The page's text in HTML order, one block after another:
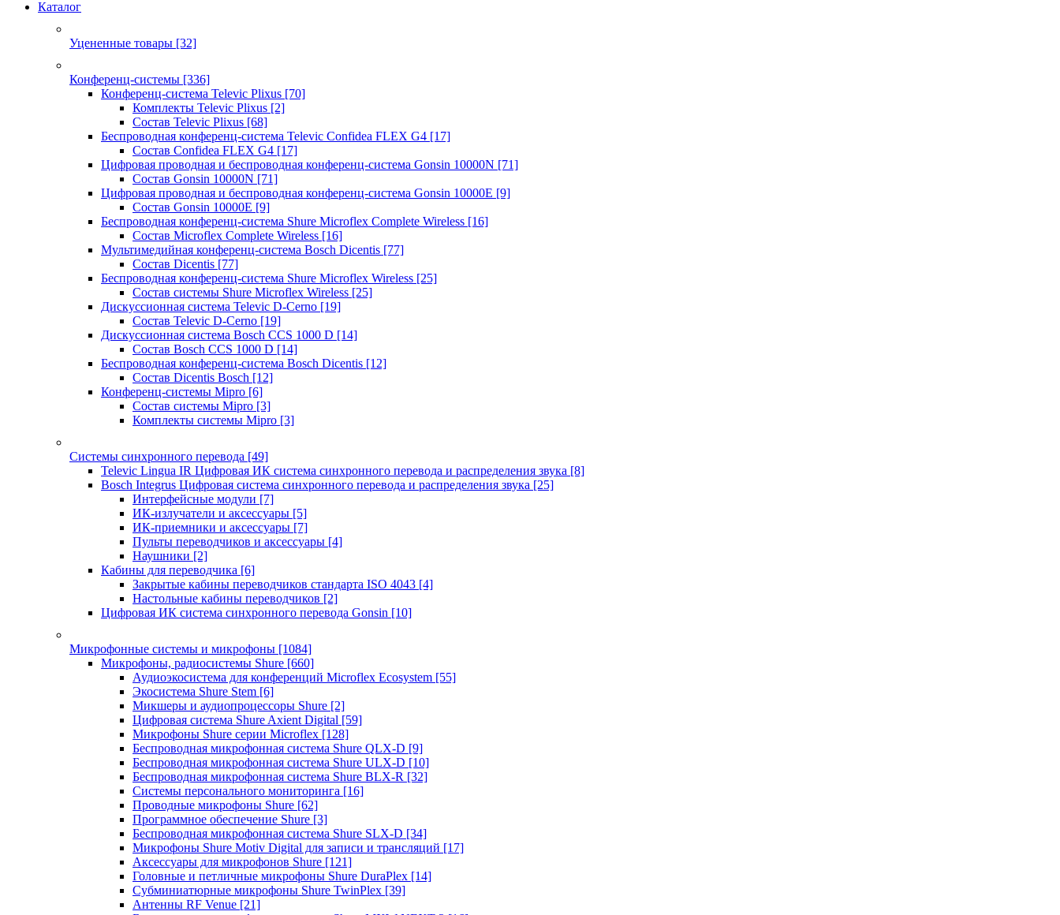
Каталог
Уцененные товары [32]
Конференц-системы [336]
Конференц-система Televic Plixus [70]
Комплекты Televic Plixus [2]
Состав Televic Plixus [68]
Беспроводная конференц-система Televic Confidea FLEX G4 [17]
Состав Confidea FLEX G4 [17]
Цифровая проводная и беспроводная конференц-система Gonsin 10000N [71]
Состав Gonsin 10000N [71]
Цифровая проводная и беспроводная конференц-система Gonsin 10000E [9]
Состав Gonsin 10000E [9]
Беспроводная конференц-система Shure Microflex Complete Wireless [16]
Состав Microflex Complete Wireless [16]
Мультимедийная конференц-система Bosch Dicentis [77]
Состав Dicentis [77]
Беспроводная конференц-система Shure Microflex Wireless [25]
Состав системы Shure Microflex Wireless [25]
Дискуссионная система Televic D-Cerno [19]
Состав Televic D-Cerno [19]
Дискуссионная система Bosch CCS 1000 D [14]
Состав Bosch CCS 1000 D [14]
Беспроводная конференц-система Bosch Dicentis [12]
Состав Dicentis Bosch [12]
Конференц-системы Mipro [6]
Состав системы Mipro [3]
Комплекты системы Mipro [3]
Системы синхронного перевода [49]
Televic Lingua IR Цифровая ИК система синхронного перевода и распределения звука [8]
Bosch Integrus Цифровая система синхронного перевода и распределения звука [25]
Интерфейсные модули [7]
ИК-излучатели и аксессуары [5]
ИК-приемники и аксессуары [7]
Пульты переводчиков и аксессуары [4]
Наушники [2]
Кабины для переводчика [6]
Закрытые кабины переводчиков стандарта ISO 4043 [4]
Настольные кабины переводчиков [2]
Цифровая ИК система синхронного перевода Gonsin [10]
Микрофонные системы и микрофоны [1084]
Микрофоны, радиосистемы Shure [660]
Аудиоэкосистема для конференций Microflex Ecosystem [55]
Экосистема Shure Stem [6]
Микшеры и аудиопроцессоры Shure [2]
Цифровая система Shure Axient Digital [59]
Микрофоны Shure серии Microflex [128]
Беспроводная микрофонная система Shure QLX-D [9]
Беспроводная микрофонная система Shure ULX-D [10]
Беспроводная микрофонная система Shure BLX-R [32]
Системы персонального мониторинга [16]
Проводные микрофоны Shure [62]
Программное обеспечение Shure [3]
Беспроводная микрофонная система Shure SLX-D [34]
Микрофоны Shure Motiv Digital для записи и трансляций [17]
Аксессуары для микрофонов Shure [121]
Головные и петличные микрофоны Shure DuraPlex [14]
Субминиатюрные микрофоны Shure TwinPlex [39]
Антенны RF Venue [21]